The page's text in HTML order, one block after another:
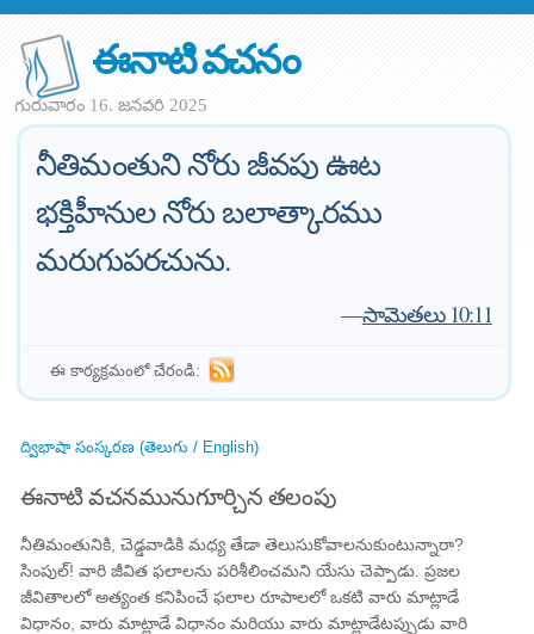
ఈనాటి వచనం
గురువారం 16. జనవరి 2025
నీతిమంతుని నోరు జీవపు ఊట
భక్తిహీనుల నోరు బలాత్కారము
మరుగుపరచును.
—సామెతలు 10:11
ఈ కార్యక్రమంలో చేరండి:
ద్విభాషా సంస్కరణ (తెలుగు / English)
ఈనాటి వచనమునుగూర్చిన తలంపు
నీతిమంతునికి, చెడ్డవాడికి మధ్య తేడా తెలుసుకోవాలనుకుంటున్నారా?
సింపుల్! వారి జీవిత ఫలాలను పరిశీలించమని యేసు చెప్పాడు. ప్రజల
జీవితాలలో అత్యంత కనిపించే ఫలాల రూపాలలో ఒకటి వారు మాట్లాడే
విధానం, వారు మాట్లాడే విధానం మరియు వారు మాట్లాడేటప్పుడు వారి